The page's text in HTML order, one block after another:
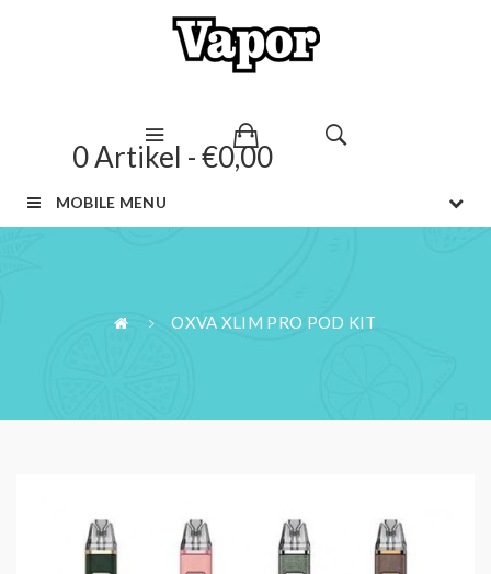
0 Artikel - €0,00
MOBILE MENU
OXVA XLIM PRO POD KIT